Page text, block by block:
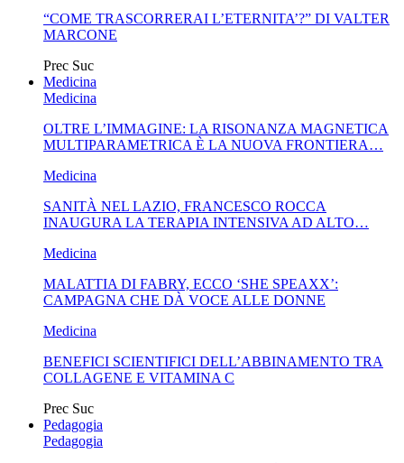
“COME TRASCORRERAI L’ETERNITA’?” DI VALTER
MARCONE
Prec Suc
Medicina
Medicina
OLTRE L’IMMAGINE: LA RISONANZA MAGNETICA
MULTIPARAMETRICA È LA NUOVA FRONTIERA…
Medicina
SANITÀ NEL LAZIO, FRANCESCO ROCCA
INAUGURA LA TERAPIA INTENSIVA AD ALTO…
Medicina
MALATTIA DI FABRY, ECCO ‘SHE SPEAXX’:
CAMPAGNA CHE DÀ VOCE ALLE DONNE
Medicina
BENEFICI SCIENTIFICI DELL’ABBINAMENTO TRA
COLLAGENE E VITAMINA C
Prec Suc
Pedagogia
Pedagogia